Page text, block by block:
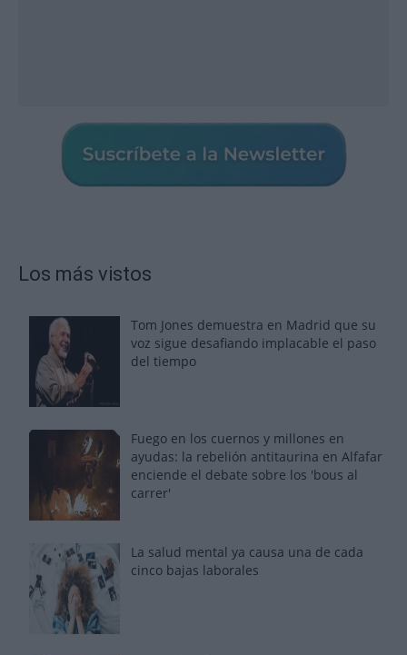
Los más vistos
Tom Jones demuestra en Madrid que su
voz sigue desafiando implacable el paso
del tiempo
Fuego en los cuernos y millones en
ayudas: la rebelión antitaurina en Alfafar
enciende el debate sobre los 'bous al
carrer'
La salud mental ya causa una de cada
cinco bajas laborales